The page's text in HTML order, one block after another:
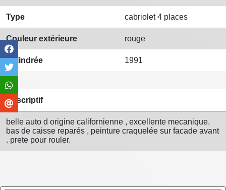
Type cabriolet 4 places
Couleur extérieure rouge
Cylindrée 1991
Descriptif
belle auto d origine californienne , excellente mecanique.
bas de caisse reparés , peinture craquelée sur facade avant
. prete pour rouler.